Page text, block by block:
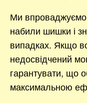
Ми впроваджуємо
набили шишки і
випадках. Якщо
недосвідчений
гарантувати, що
максимальною